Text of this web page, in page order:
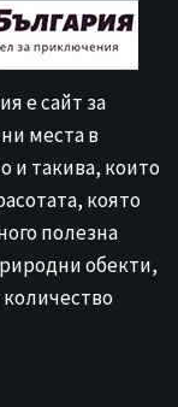
е сайт за
места в
и такива, които
която
полезна
обекти,